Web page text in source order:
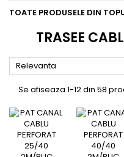
TOATE PRODUSELE DIN
TRASEE
Relevanta
Se afiseaza 1-12 din 58